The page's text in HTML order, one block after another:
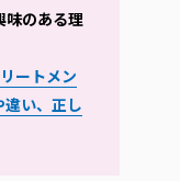
味のある理
ートメン
違い、正し